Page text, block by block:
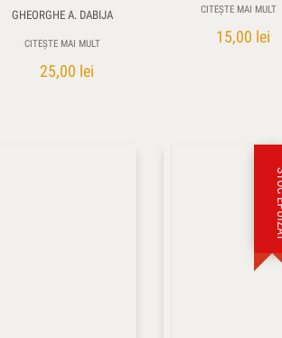
GHEORGHE A. DABIJA
CITEȘTE MAI MULT
25,00 lei
CITEȘTE MAI MULT
15,00 lei